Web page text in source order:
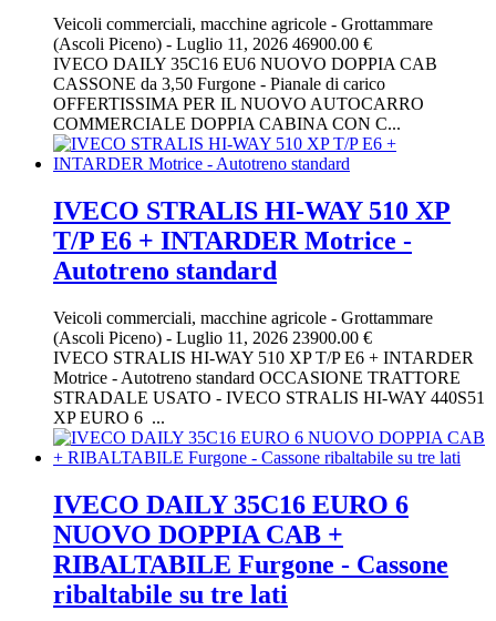
Veicoli commerciali, macchine agricole - Grottammare
(Ascoli Piceno) - Luglio 11, 2026 46900.00 €
IVECO DAILY 35C16 EU6 NUOVO DOPPIA CAB
CASSONE da 3,50 Furgone - Pianale di carico
OFFERTISSIMA PER IL NUOVO AUTOCARRO
COMMERCIALE DOPPIA CABINA CON C...
IVECO STRALIS HI-WAY 510 XP
T/P E6 + INTARDER Motrice -
Autotreno standard
Veicoli commerciali, macchine agricole - Grottammare
(Ascoli Piceno) - Luglio 11, 2026 23900.00 €
IVECO STRALIS HI-WAY 510 XP T/P E6 + INTARDER
Motrice - Autotreno standard OCCASIONE TRATTORE
STRADALE USATO - IVECO STRALIS HI-WAY 440S51
XP EURO 6 ...
IVECO DAILY 35C16 EURO 6
NUOVO DOPPIA CAB +
RIBALTABILE Furgone - Cassone
ribaltabile su tre lati